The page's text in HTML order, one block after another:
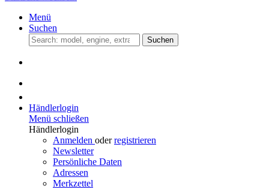
Menü
Suchen
Suchen
Händlerlogin
Menü schließen
Händlerlogin
Anmelden oderregistrieren
Newsletter
Persönliche Daten
Adressen
Merkzettel